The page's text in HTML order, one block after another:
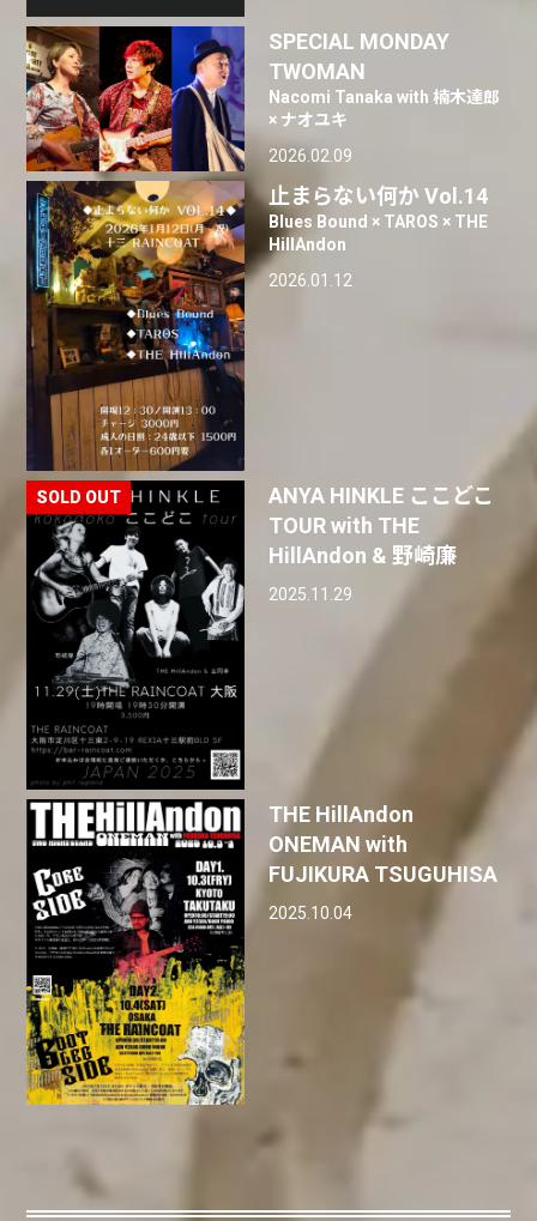
SPECIAL MONDAY
TWOMAN
Nacomi Tanaka with 楠木達郎
× ナオユキ
2026.02.09
止まらない何か Vol.14
Blues Bound × TAROS × THE
HillAndon
2026.01.12
ANYA HINKLE ここどこ
TOUR with THE
HillAndon & 野崎廉
2025.11.29
THE HillAndon
ONEMAN with
FUJIKURA TSUGUHISA
2025.10.04